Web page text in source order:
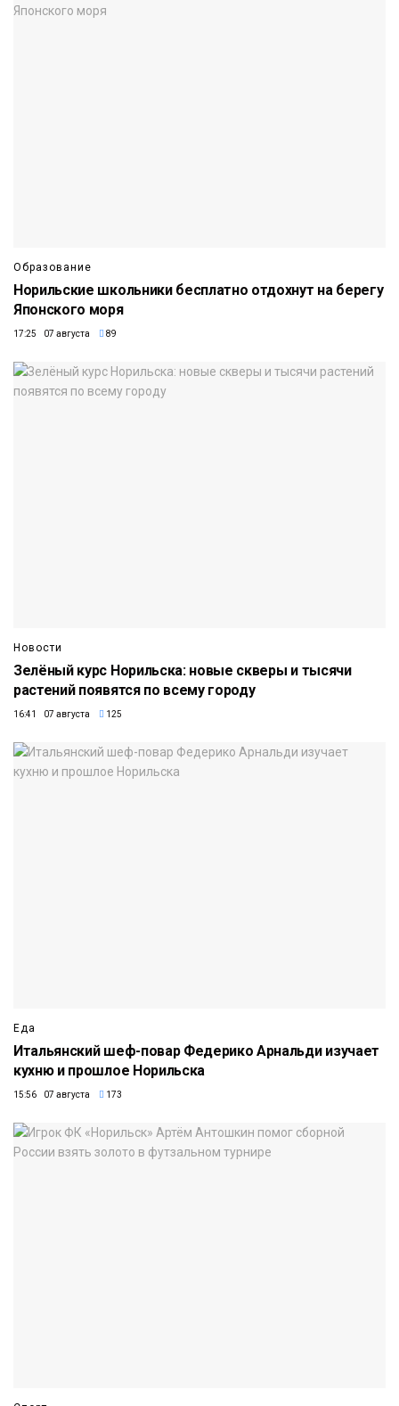
Образование
Норильские школьники бесплатно отдохнут на берегу
Японского моря
17:25 07 августа 89
Новости
Зелёный курс Норильска: новые скверы и тысячи
растений появятся по всему городу
16:41 07 августа 125
Еда
Итальянский шеф-повар Федерико Арнальди изучает
кухню и прошлое Норильска
15:56 07 августа 173